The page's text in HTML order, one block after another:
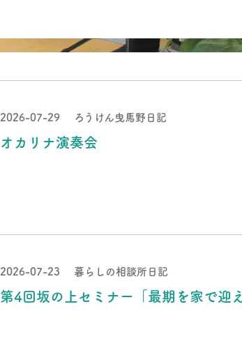
2026-07-29 ろうけん曳馬野日記
オカリナ演奏会
2026-07-23 暮らしの相談所日記
第4回坂の上セミナー「最期を家で迎